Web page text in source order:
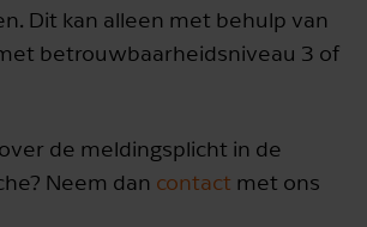
Dit kan alleen met behulp van
betrouwbaarheidsniveau 3 of
de meldingsplicht in de
Neem dan contact met ons